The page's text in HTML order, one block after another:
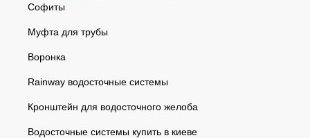
Софиты
Муфта для трубы
Воронка
Rainway водосточные системы
Кронштейн для водосточного желоба
Водосточные системы купить в киеве